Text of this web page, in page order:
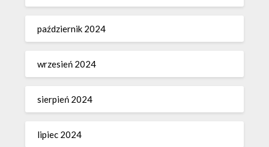
październik 2024
wrzesień 2024
sierpień 2024
lipiec 2024